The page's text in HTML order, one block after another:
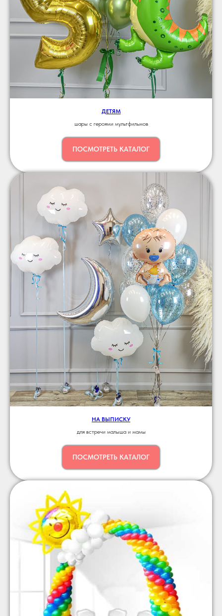
ДЕТЯМ
шары с героями мультфильмов
ПОСМОТРЕТЬ КАТАЛОГ
НА ВЫПИСКУ
для встречи малыша и мамы
ПОСМОТРЕТЬ КАТАЛОГ